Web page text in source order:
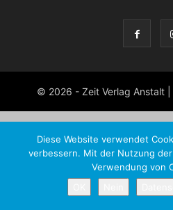
© 2026 - Zeit Verlag Anstalt |
Diese Website verwendet
verbessern. Mit der Nutzung
Verwendung von